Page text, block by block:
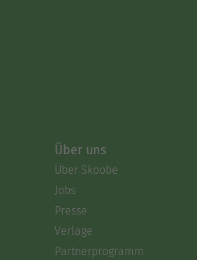
Über uns
Über Skoobe
Jobs
Presse
Verlage
Partnerprogramm